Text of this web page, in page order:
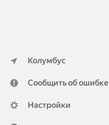
Колумбус
Сообщить об ошибке
Настройки